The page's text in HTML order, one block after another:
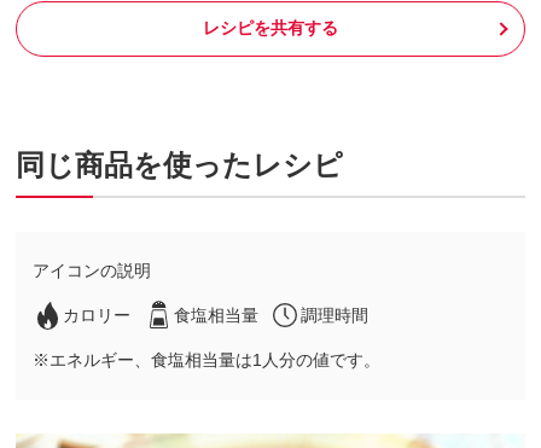
レシピを共有する
同じ商品を使ったレシピ
アイコンの説明
カロリー 食塩相当量 調理時間
※エネルギー、食塩相当量は1人分の値です。